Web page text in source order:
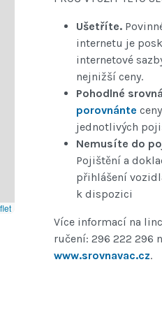
Ušetříte.
internetu je
internetové
nejnižší ceny.
Pohodlné
porovnánte
jednotlivých
Nemusíte do
Pojištění a
přihlášení
k dispozici
Více informací na
ručení: 296 222 296
www.srovnavac.cz.